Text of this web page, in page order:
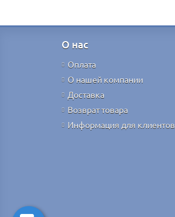
О нас
Оплата
О нашей компании
Доставка
Возврат товара
Информация для клиентов